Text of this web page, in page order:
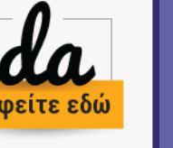
Milivojević